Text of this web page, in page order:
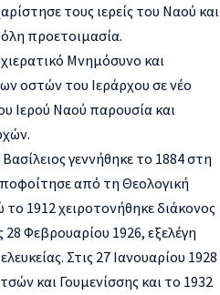
τους ιερείς του Ναού και
προετοιμασία.
Μνημόσυνο και
οστών του Ιεράρχου σε νέο
Ιερού Ναού παρουσία και
γεννήθηκε το 1884 στη
από τη Θεολογική
1912 χειροτονήθηκε διάκονος
Φεβρουαρίου 1926, εξελέγη
Στις 27 Ιανουαρίου 1928
και Γουμενίσσης και το 1932